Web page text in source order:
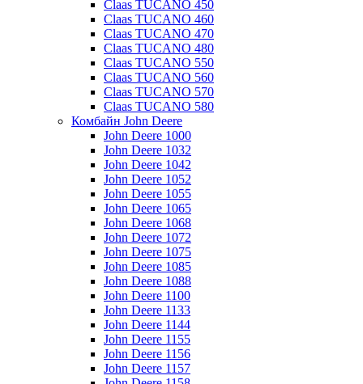
Claas TUCANO 450
Claas TUCANO 460
Claas TUCANO 470
Claas TUCANO 480
Claas TUCANO 550
Claas TUCANO 560
Claas TUCANO 570
Claas TUCANO 580
Комбайн John Deere
John Deere 1000
John Deere 1032
John Deere 1042
John Deere 1052
John Deere 1055
John Deere 1065
John Deere 1068
John Deere 1072
John Deere 1075
John Deere 1085
John Deere 1088
John Deere 1100
John Deere 1133
John Deere 1144
John Deere 1155
John Deere 1156
John Deere 1157